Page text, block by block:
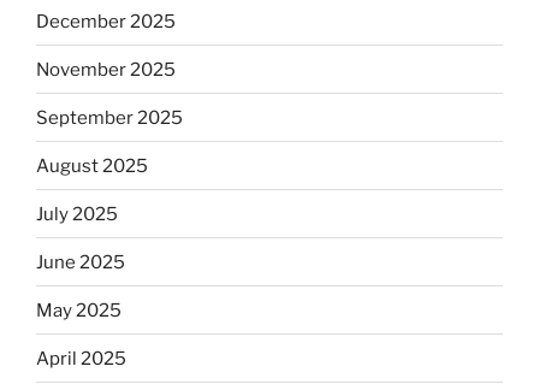
December 2025
November 2025
September 2025
August 2025
July 2025
June 2025
May 2025
April 2025